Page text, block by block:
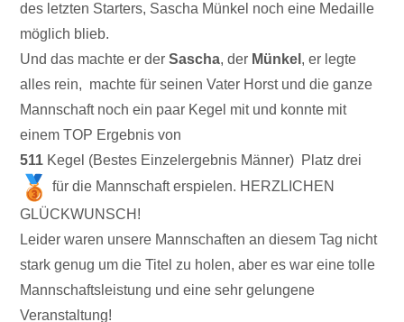
des letzten Starters, Sascha Münkel noch eine Medaille
möglich blieb.
Und das machte er derSascha, der Münkel , er legte
alles rein, machte für seinen Vater Horst und die ganze
Mannschaft noch ein paar Kegel mit und konnte mit
einem TOP Ergebnis von
511 Kegel (Bestes Einzelergebnis Männer) Platz drei
für die Mannschaft erspielen. HERZLICHEN
GLÜCKWUNSCH!
Leider waren unsere Mannschaften an diesem Tag nicht
stark genug um die Titel zu holen, aber es war eine tolle
Mannschaftsleistung und eine sehr gelungene
Veranstaltung!